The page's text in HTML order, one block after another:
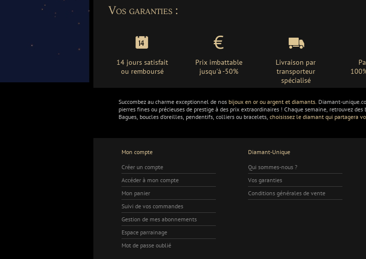
Vos garanties :
14 jours satisfait
ou remboursé
Prix imbattable
jusqu'à -50%
Livraison par
transporteur
spécialisé
Succombez au charme exceptionnel de nos bijoux en or ou argent et diamants. Diamant-
pierres fines ou précieuses de prestige à des prix extraordinaires ! Chaque semaine, retrouvez des
Bagues, boucles d'oreilles, pendentifs, colliers ou bracelets, choisissez le diamant qui partagera
Mon compte
Créer un compte
Accéder à mon compte
Mon panier
Suivi de vos commandes
Gestion de mes abonnements
Espace parrainage
Mot de passe oublié
Diamant-Unique
Qui sommes-nous ?
Vos garanties
Conditions générales de vente